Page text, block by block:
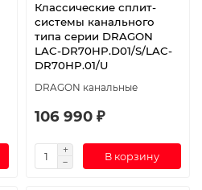
Классические сплит-
системы канального
типа серии DRAGON
LAC-DR70HP.D01/S/LAC-
DR70HP.01/U
DRAGON канальные
106 990 ₽
В корзину